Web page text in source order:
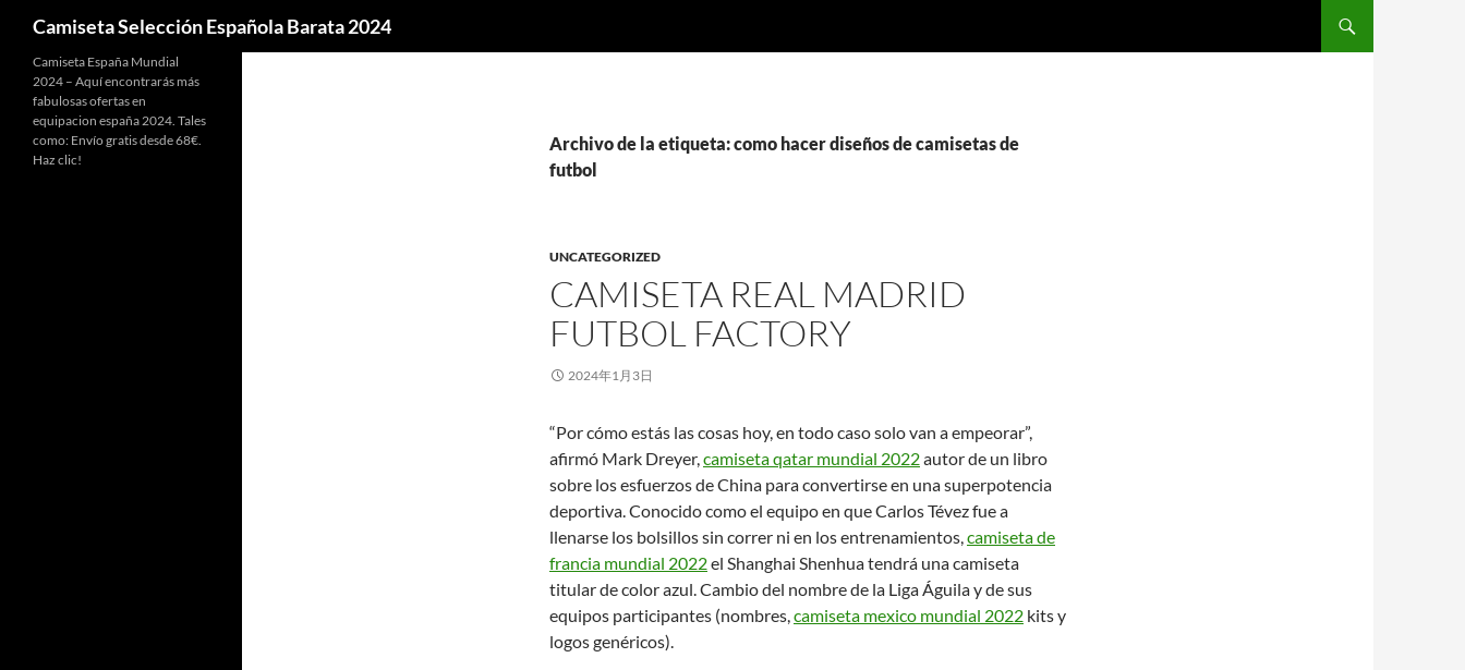
Camiseta Selección Española Barata 2024
Archivo de la etiqueta: como hacer diseños de camisetas de
futbol
UNCATEGORIZED
CAMISETA REAL MADRID
FUTBOL FACTORY
2024年1月3日
“Por cómo estás las cosas hoy, en todo caso solo van a empeorar”,
afirmó Mark Dreyer,camiseta qatar mundial 2022autor de un libro
sobre los esfuerzos de China para convertirse en una superpotencia
deportiva. Conocido como el equipo en que Carlos Tévez fue a
llenarse los bolsillos sin correr ni en los entrenamientos,camiseta de
francia mundial 2022el Shanghai Shenhua tendrá una camiseta
titular de color azul. Cambio del nombre de la Liga Águila y de sus
equipos participantes (nombres,camiseta mexico mundial 2022 kits y
logos genéricos).
Camiseta España Mundial
2024 – Aquí encontrarás más
fabulosas ofertas en
equipacion españa 2024. Tales
como: Envío gratis desde 68€.
Haz clic!